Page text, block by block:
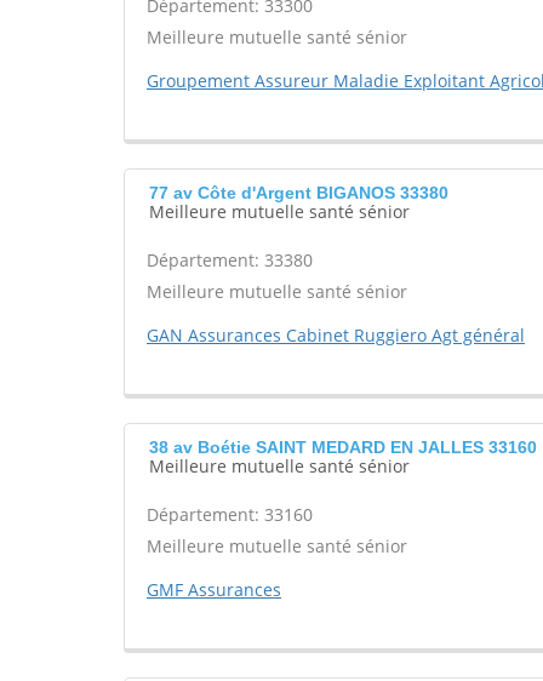
Département: 33300
Meilleure mutuelle santé sénior
Groupement Assureur Maladie Exploitant
77 av Côte d'Argent BIGANOS 33380
Meilleure mutuelle santé sénior
Département: 33380
Meilleure mutuelle santé sénior
GAN Assurances Cabinet Ruggiero Agt général
38 av Boétie SAINT MEDARD EN JALLES 33160
Meilleure mutuelle santé sénior
Département: 33160
Meilleure mutuelle santé sénior
GMF Assurances